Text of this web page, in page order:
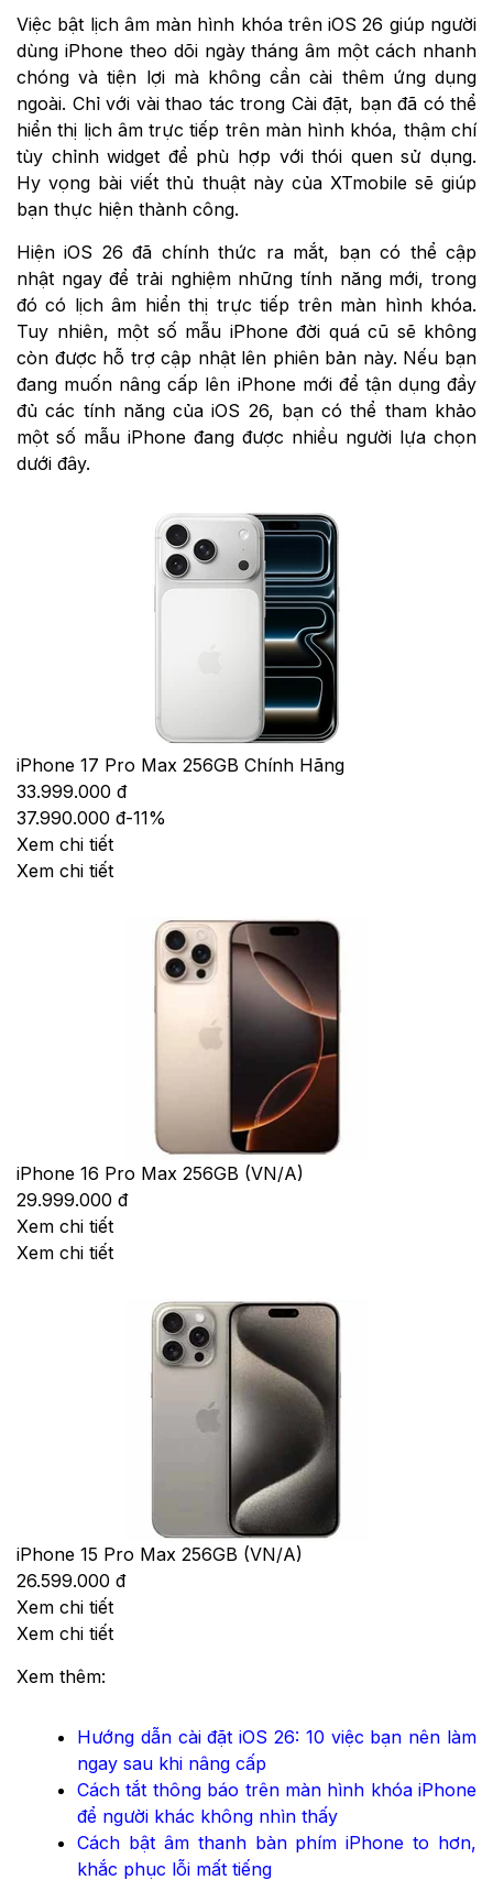
Việc bật lịch âm màn hình khóa trên iOS 26 giúp người
dùng iPhone theo dõi ngày tháng âm một cách nhanh
chóng và tiện lợi mà không cần cài thêm ứng dụng
ngoài. Chỉ với vài thao tác trong Cài đặt, bạn đã có thể
hiển thị lịch âm trực tiếp trên màn hình khóa, thậm chí
tùy chỉnh widget để phù hợp với thói quen sử dụng.
Hy vọng bài viết thủ thuật này của XTmobile sẽ giúp
bạn thực hiện thành công.
Hiện iOS 26 đã chính thức ra mắt, bạn có thể cập
nhật ngay để trải nghiệm những tính năng mới, trong
đó có lịch âm hiển thị trực tiếp trên màn hình khóa.
Tuy nhiên, một số mẫu iPhone đời quá cũ sẽ không
còn được hỗ trợ cập nhật lên phiên bản này. Nếu bạn
đang muốn nâng cấp lên iPhone mới để tận dụng đầy
đủ các tính năng của iOS 26, bạn có thể tham khảo
một số mẫu iPhone đang được nhiều người lựa chọn
dưới đây.
iPhone 17 Pro Max 256GB Chính Hãng
33.999.000 đ
37.990.000 đ-11%
Xem chi tiết
Xem chi tiết
iPhone 16 Pro Max 256GB (VN/A)
29.999.000 đ
Xem chi tiết
Xem chi tiết
iPhone 15 Pro Max 256GB (VN/A)
26.599.000 đ
Xem chi tiết
Xem chi tiết
Xem thêm:
Hướng dẫn cài đặt iOS 26: 10 việc bạn nên làm
ngay sau khi nâng cấp
Cách tắt thông báo trên màn hình khóa iPhone
để người khác không nhìn thấy
Cách bật âm thanh bàn phím iPhone to hơn,
khắc phục lỗi mất tiếng